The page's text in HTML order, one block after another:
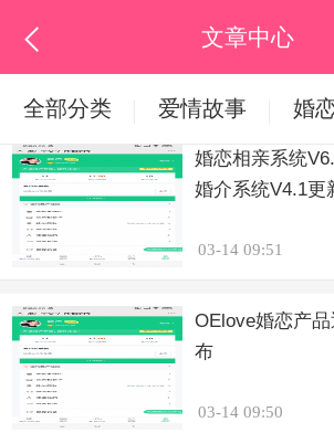
 文章中心
全部分类 爱情故事 婚
婚恋相亲系统
婚介系统V4.1更
03-14 09:51
OElove婚恋产
布
03-14 09:50